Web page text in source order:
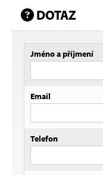
DOTAZ
Jméno a příjmení
Email
Telefon